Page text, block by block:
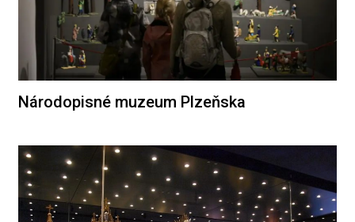
Národopisné muzeum Plzeňska